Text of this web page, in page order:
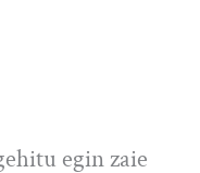
egin zaie